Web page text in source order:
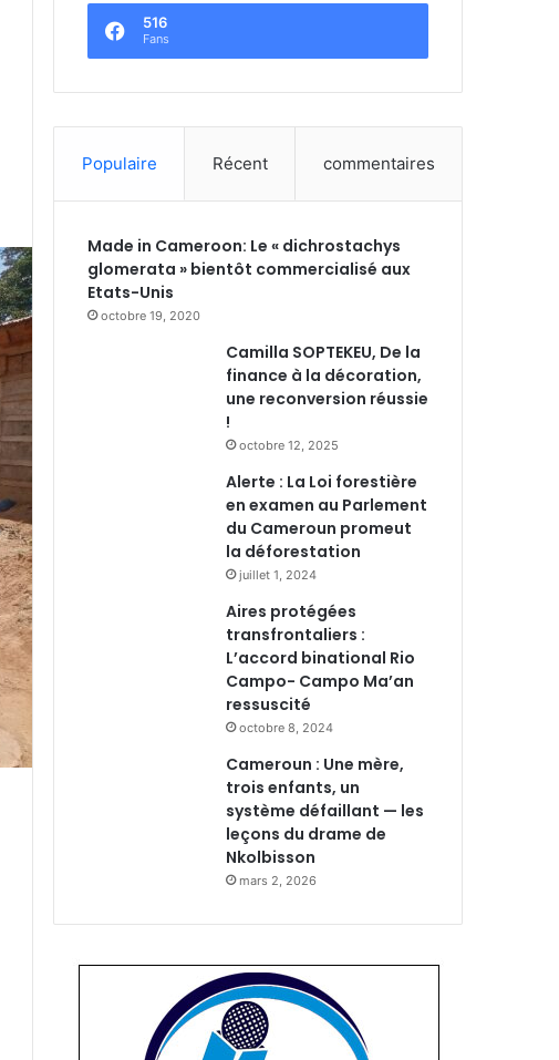
516
Fans
Populaire Récent commentaires
Made in Cameroon: Le « dichrostachys
glomerata » bientôt commercialisé aux
Etats-Unis
octobre 19, 2020
Camilla SOPTEKEU, De la
finance à la décoration,
une reconversion réussie
!
octobre 12, 2025
Alerte : La Loi forestière
en examen au Parlement
du Cameroun promeut
la déforestation
juillet 1, 2024
Aires protégées
transfrontaliers :
L’accord binational Rio
Campo- Campo Ma’an
ressuscité
octobre 8, 2024
Cameroun : Une mère,
trois enfants, un
système défaillant — les
leçons du drame de
Nkolbisson
mars 2, 2026